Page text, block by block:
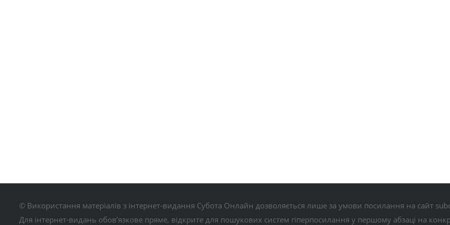
© Використання матеріалів з інтернет-видання Субота Онлайн дозволяється лише за умови посилання на сайт
Для інтернет-видань обов’язкове пряме, відкрите для пошукових систем гіперпосилання у першому абзаці на